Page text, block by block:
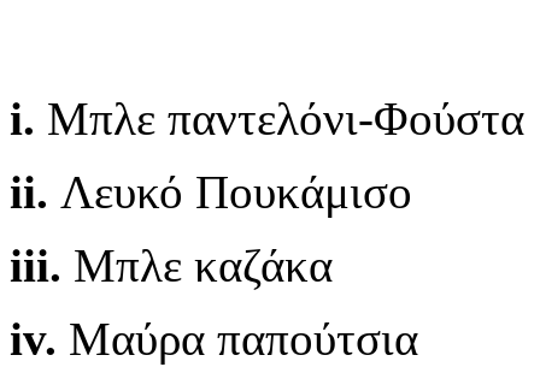
i. Μπλε παντελόνι-Φούστα
ii. Λευκό Πουκάμισο
iii. Μπλε καζάκα
iv. Μαύρα παπούτσια